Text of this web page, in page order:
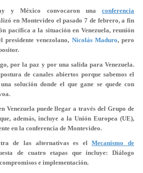
y México convocaron una conferencia
en Montevideo el pasado 7 de febrero, a fin
pacífica a la situación en Venezuela, reunión
venezolano, Nicolás Maduro, pero
por la paz y por una salida para Venezuela.
de canales abiertos porque sabemos el
solución donde el que gane se quede con
Venezuela puede llegar a través del Grupo de
además, incluye a la Unión Europea (UE),
en la conferencia de Montevideo.
de las alternativas es elMecanismo de
de cuatro etapas que incluye:
Diálogo
e implementación.